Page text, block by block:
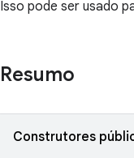
Isso pode ser usado
Resumo
Construtores